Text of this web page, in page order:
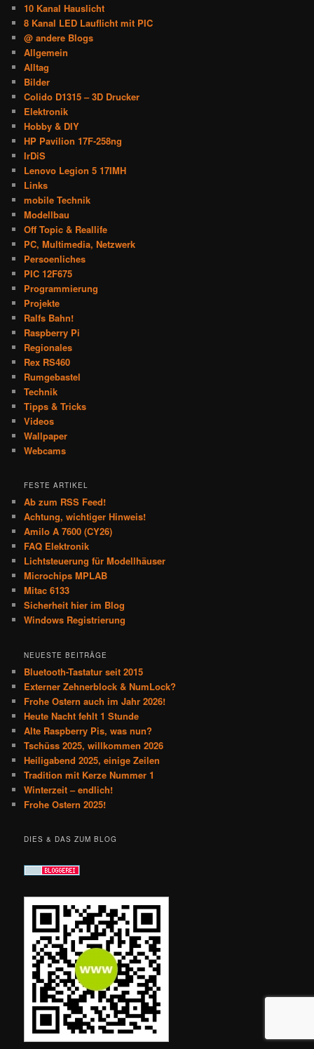
10 Kanal Hauslicht
8 Kanal LED Lauflicht mit PIC
@ andere Blogs
Allgemein
Alltag
Bilder
Colido D1315 – 3D Drucker
Elektronik
Hobby & DIY
HP Pavilion 17F-258ng
IrDiS
Lenovo Legion 5 17IMH
Links
mobile Technik
Modellbau
Off Topic & Reallife
PC, Multimedia, Netzwerk
Persoenliches
PIC 12F675
Programmierung
Projekte
Ralfs Bahn!
Raspberry Pi
Regionales
Rex RS460
Rumgebastel
Technik
Tipps & Tricks
Videos
Wallpaper
Webcams
FESTE ARTIKEL
Ab zum RSS Feed!
Achtung, wichtiger Hinweis!
Amilo A 7600 (CY26)
FAQ Elektronik
Lichtsteuerung für Modellhäuser
Microchips MPLAB
Mitac 6133
Sicherheit hier im Blog
Windows Registrierung
NEUESTE BEITRÄGE
Bluetooth-Tastatur seit 2015
Externer Zehnerblock & NumLock?
Frohe Ostern auch im Jahr 2026!
Heute Nacht fehlt 1 Stunde
Alte Raspberry Pis, was nun?
Tschüss 2025, willkommen 2026
Heiligabend 2025, einige Zeilen
Tradition mit Kerze Nummer 1
Winterzeit – endlich!
Frohe Ostern 2025!
DIES & DAS ZUM BLOG